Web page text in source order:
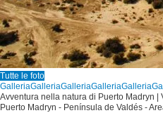
Tutte le foto
GalleriaGalleriaGalleriaGalleriaGalleria
Avventura nella natura di Puerto Madryn |
Puerto Madryn - Península de Valdés -